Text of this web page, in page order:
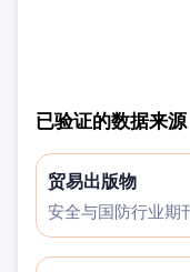
已验证的数据来源
贸易出版物
安全与国防行业期